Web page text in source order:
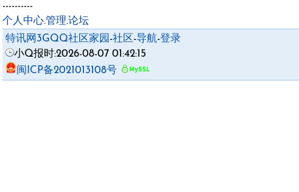
----------
个人中心.管理.论坛
特讯网3GQQ社区家园 -社区 -导航-登录
小Q报时:2026-08-07 01:42:15
闽ICP备2021013108号